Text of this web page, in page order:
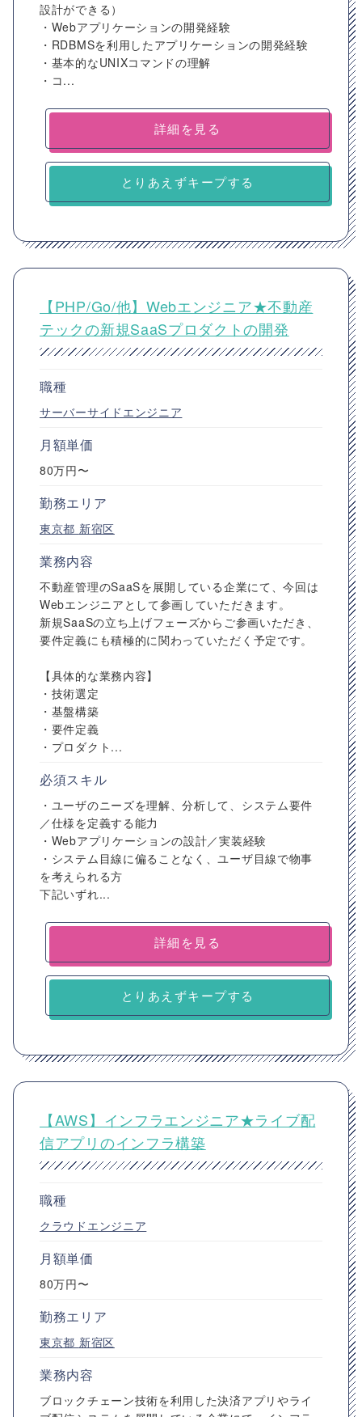
設計ができる）
・Webアプリケーションの開発経験
・RDBMSを利用したアプリケーションの開発経験
・基本的なUNIXコマンドの理解
・コ...
詳細を見る
とりあえずキープする
【PHP/Go/他】Webエンジニア★不動産
テックの新規SaaSプロダクトの開発
職種
サーバーサイドエンジニア
月額単価
80万円〜
勤務エリア
東京都 新宿区
業務内容
不動産管理のSaaSを展開している企業にて、今回は
Webエンジニアとして参画していただきます。
新規SaaSの立ち上げフェーズからご参画いただき、
要件定義にも積極的に関わっていただく予定です。
【具体的な業務内容】
・技術選定
・基盤構築
・要件定義
・プロダクト...
必須スキル
・ユーザのニーズを理解、分析して、システム要件
／仕様を定義する能力
・Webアプリケーションの設計／実装経験
・システム目線に偏ることなく、ユーザ目線で物事
を考えられる方
下記いずれ...
詳細を見る
とりあえずキープする
【AWS】インフラエンジニア★ライブ配
信アプリのインフラ構築
職種
クラウドエンジニア
月額単価
80万円〜
勤務エリア
東京都 新宿区
業務内容
ブロックチェーン技術を利用した決済アプリやライ